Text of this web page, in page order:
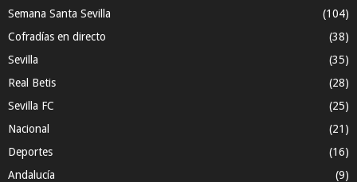
Semana Santa Sevilla
(104)
Cofradías en directo
(38)
Sevilla
(35)
Real Betis
(28)
Sevilla FC
(25)
Nacional
(21)
Deportes
(16)
Andalucía
(9)